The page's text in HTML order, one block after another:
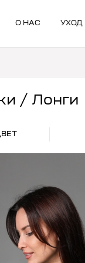
О НАС УХОД
/ Лонги